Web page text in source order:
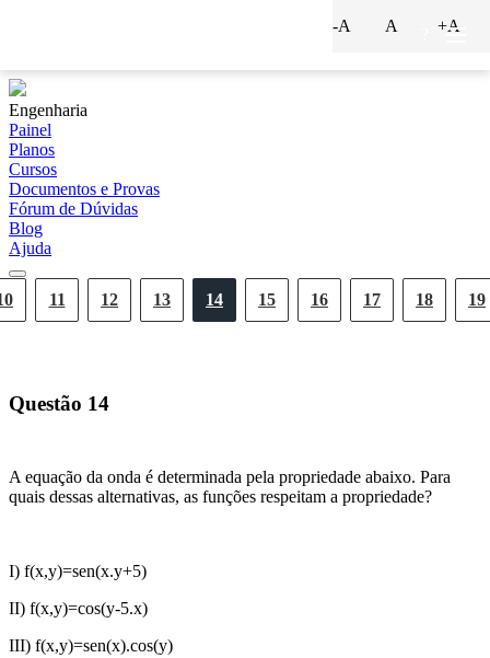
Engenharia
Painel
Planos
Cursos
Documentos e Provas
Fórum de Dúvidas
Blog
Ajuda
11 12 13 14 15 16 17 18 19
-A A +A
Questão 14
A equação da onda é determinada pela propriedade abaixo. Para
quais dessas alternativas, as funções respeitam a propriedade?
I) f(x,y)=sen(x.y+5)
II) f(x,y)=cos(y-5.x)
III) f(x,y)=sen(x).cos(y)